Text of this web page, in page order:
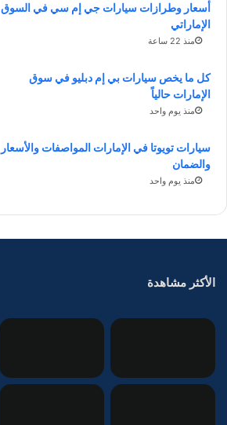
أسعار وطرازات سيارات جي إم سي في السوق
الإماراتي
منذ 22 ساعة
كل ما يخص سيارات بي إم دبليو في سوق
الإمارات حالياً
منذ يوم واحد
سيارات تويوتا في الإمارات المواصفات والأسعار
والضمان
منذ يوم واحد
الأكثر مشاهدة